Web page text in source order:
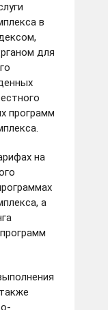
в
для
программ
на
а